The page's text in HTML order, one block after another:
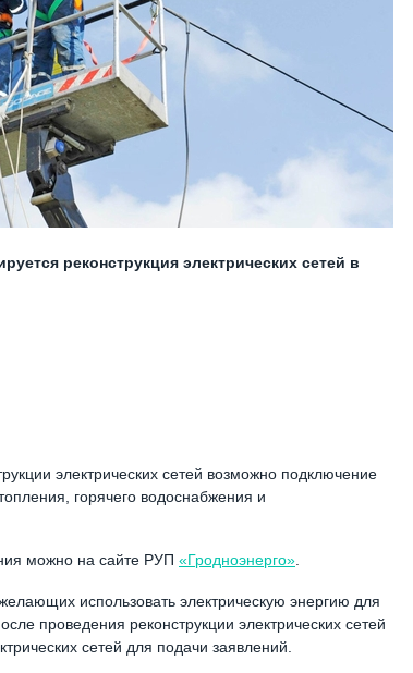
реконструкция электрических сетей в
электрических сетей возможно подключение
горячего водоснабжения и
можно на сайте РУП «Гродноэнерго».
использовать электрическую энергию для
проведения реконструкции электрических сетей
сетей для подачи заявлений.